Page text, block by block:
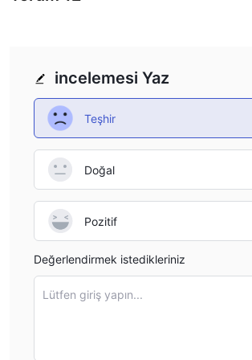
incelemesi Yaz
Teşhir
Doğal
Pozitif
Değerlendirmek istedikleriniz
Lütfen giriş yapın...